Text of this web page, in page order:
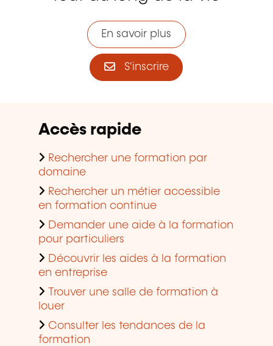
En savoir plus
S'inscrire
Accès rapide
Rechercher une formation par
domaine
Rechercher un métier accessible
en formation continue
Demander une aide à la formation
pour particuliers
Découvrir les aides à la formation
en entreprise
Trouver une salle de formation à
louer
Consulter les tendances de la
formation